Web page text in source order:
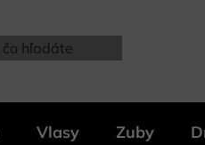
Vlasy Zuby